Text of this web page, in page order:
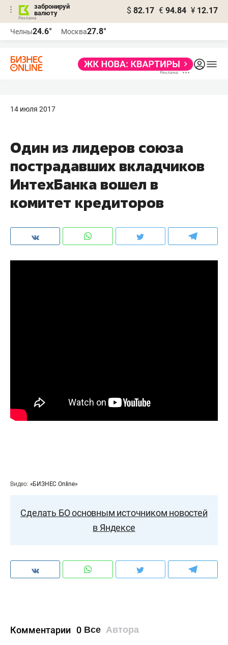
забронируй
валюту
$ 82.17 € 94.84 ¥ 12.17
Челны24.6° Москва27.8°
14 июля 2017
Один из лидеров союза
пострадавших вкладчиков​
ИнтехБанка вошел в
комитет кредиторов
Видео: «БИЗНЕС Online»
Сделать БО основным источником новостей
в Яндексе
Комментарии 0 Все Автора